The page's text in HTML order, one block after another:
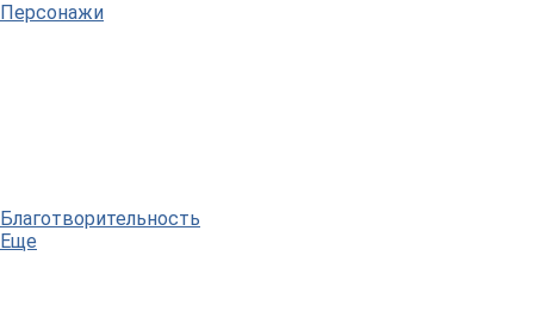
Персонажи
Благотворительность
Еще